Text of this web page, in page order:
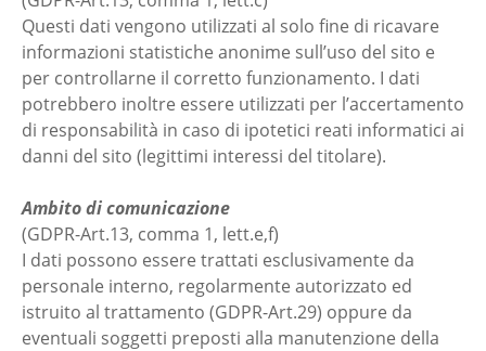
Questi dati vengono utilizzati al solo fine di ricavare
informazioni statistiche anonime sull’uso del sito e
per controllarne il corretto funzionamento. I dati
potrebbero inoltre essere utilizzati per l’accertamento
di responsabilità in caso di ipotetici reati informatici ai
danni del sito (legittimi interessi del titolare).
Ambito di comunicazione
(GDPR-Art.13, comma 1, lett.e,f)
I dati possono essere trattati esclusivamente da
personale interno, regolarmente autorizzato ed
istruito al trattamento (GDPR-Art.29) oppure da
eventuali soggetti preposti alla manutenzione della